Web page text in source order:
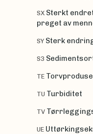
SX Sterkt
preget av
SY Sterk
S3
TE
TU Turbiditet
TV
UE